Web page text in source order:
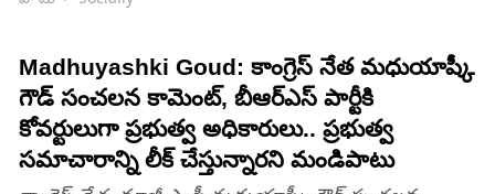
Madhuyashki Goud: కాంగ్రెస్ నేత మధుయాష్కీ
గౌడ్ సంచలన కామెంట్, బీఆర్ఎస్ పార్టీకి
కోవర్టులుగా ప్రభుత్వ అధికారులు.. ప్రభుత్వ
సమాచారాన్ని లీక్ చేస్తున్నారని మండిపాటు